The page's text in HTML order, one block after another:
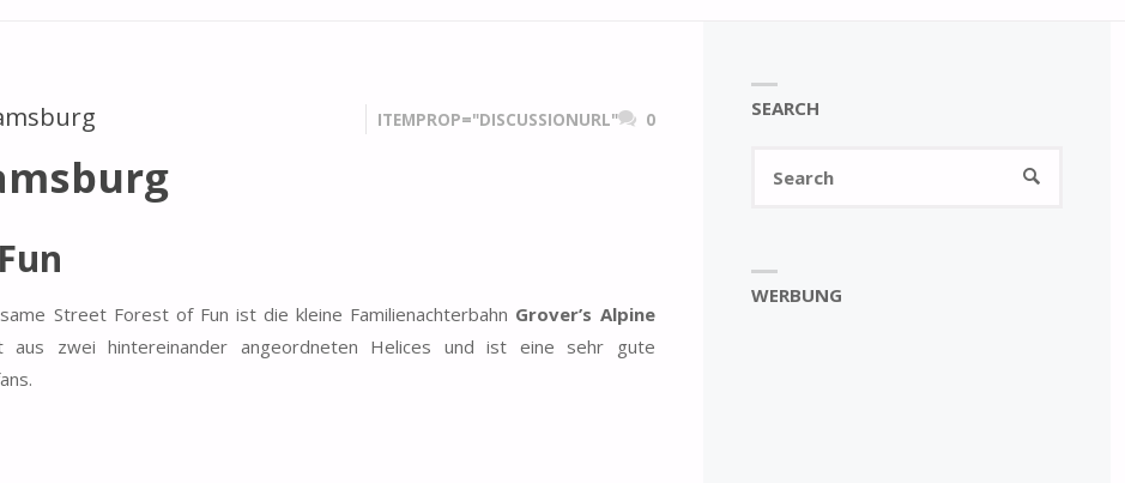
ITEMPROP="DISCUSSIONURL" 0
Street Forest of Fun ist die kleine Familienachterbahn Grover’s Alpine
zwei hintereinander angeordneten Helices und ist eine sehr gute
SEARCH
SEARCH
WERBUNG